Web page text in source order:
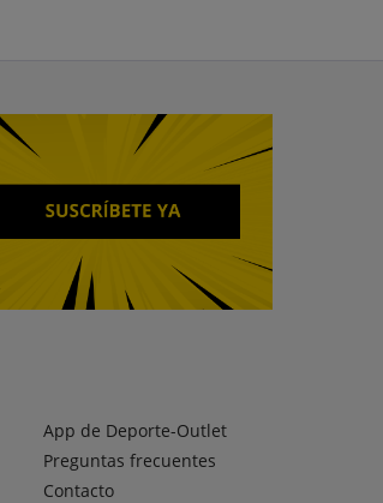
App de Deporte-Outlet
Preguntas frecuentes
Contacto